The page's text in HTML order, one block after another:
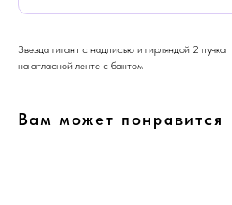
Звезда гигант с надписью и гирляндой 2 пучка
на атласной ленте с бантом
Вам может понравится